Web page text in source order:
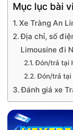
Mục lục bài
Xe Tràng An
Địa chỉ, số
Limousine đi
Đón/trả tại
Đón/trả tại
Đánh giá xe